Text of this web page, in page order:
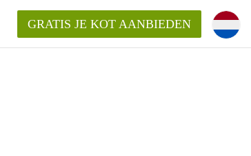
belangrijk?
appartement?
gemiddeld?
GRATIS JE KOT AANBIEDEN